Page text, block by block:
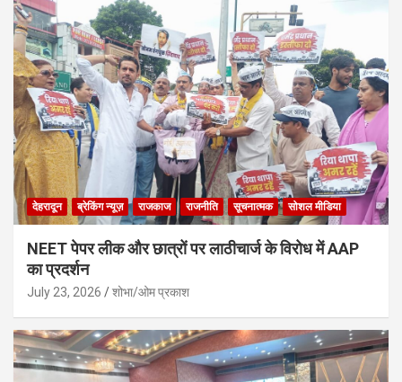
देहरादून ब्रेकिंग न्यूज़ राजकाज राजनीति सूचनात्मक सोशल मीडिया
NEET पेपर लीक और छात्रों पर लाठीचार्ज के विरोध में AAP
का प्रदर्शन
July 23, 2026 शोभा/ओम प्रकाश